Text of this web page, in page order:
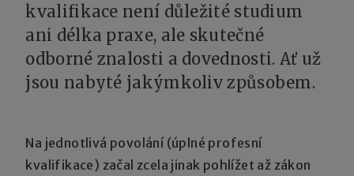
kvalifikace není důležité studium
ani délka praxe, ale skutečné
odborné znalosti a dovednosti. Ať už
jsou nabyté jakýmkoliv způsobem.
Na jednotlivá povolání (úplné profesní
kvalifikace) začal zcela jinak pohlížet až zákon